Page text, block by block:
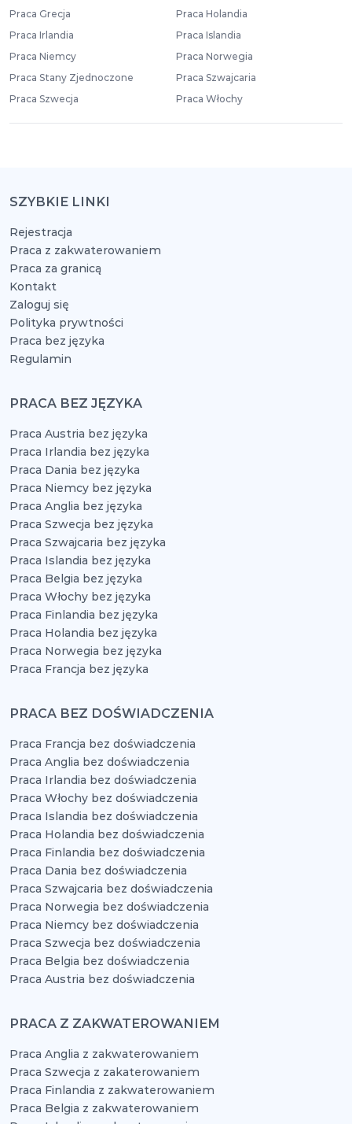
Praca Grecja
Praca Holandia
Praca Irlandia
Praca Islandia
Praca Niemcy
Praca Norwegia
Praca Stany Zjednoczone
Praca Szwajcaria
Praca Szwecja
Praca Włochy
SZYBKIE LINKI
Rejestracja
Praca z zakwaterowaniem
Praca za granicą
Kontakt
Zaloguj się
Polityka prywtności
Praca bez języka
Regulamin
PRACA BEZ JĘZYKA
Praca Austria bez języka
Praca Irlandia bez języka
Praca Dania bez języka
Praca Niemcy bez języka
Praca Anglia bez języka
Praca Szwecja bez języka
Praca Szwajcaria bez języka
Praca Islandia bez języka
Praca Belgia bez języka
Praca Włochy bez języka
Praca Finlandia bez języka
Praca Holandia bez języka
Praca Norwegia bez języka
Praca Francja bez języka
PRACA BEZ DOŚWIADCZENIA
Praca Francja bez doświadczenia
Praca Anglia bez doświadczenia
Praca Irlandia bez doświadczenia
Praca Włochy bez doświadczenia
Praca Islandia bez doświadczenia
Praca Holandia bez doświadczenia
Praca Finlandia bez doświadczenia
Praca Dania bez doświadczenia
Praca Szwajcaria bez doświadczenia
Praca Norwegia bez doświadczenia
Praca Niemcy bez doświadczenia
Praca Szwecja bez doświadczenia
Praca Belgia bez doświadczenia
Praca Austria bez doświadczenia
PRACA Z ZAKWATEROWANIEM
Praca Anglia z zakwaterowaniem
Praca Szwecja z zakaterowaniem
Praca Finlandia z zakwaterowaniem
Praca Belgia z zakwaterowaniem